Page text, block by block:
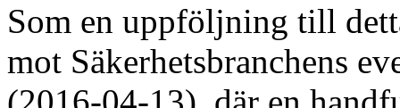
Som en uppföljning till
mot Säkerhetsbranchens